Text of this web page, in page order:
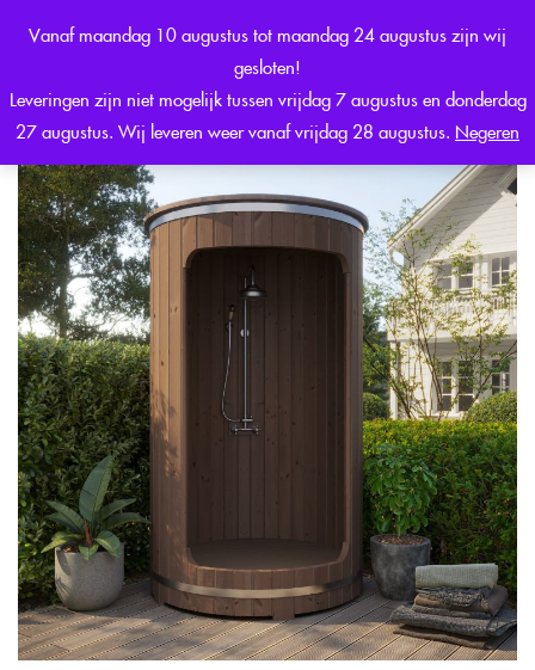
Vanaf maandag 10 augustus tot maandag 24 augustus zijn wij
gesloten!
Leveringen zijn niet mogelijk tussen vrijdag 7 augustus en donderdag
27 augustus. Wij leveren weer vanaf vrijdag 28 augustus. Negeren
Sign in
Remember me Lost password?
LOG IN
CREATE AN ACCOUNT